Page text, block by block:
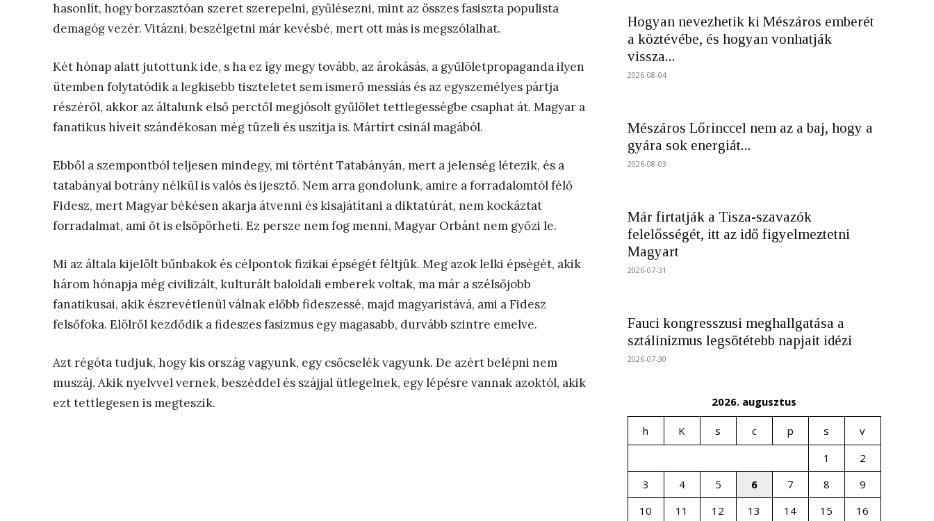
hasonlít, hogy borzasztóan szeret szerepelni, gyűlésezni, mint az összes fasiszta populista
demagóg vezér. Vitázni, beszélgetni már kevésbé, mert ott más is megszólalhat.
Két hónap alatt jutottunk ide, s ha ez így megy tovább, az árokásás, a gyűlöletpropaganda ilyen
ütemben folytatódik a legkisebb tiszteletet sem ismerő messiás és az egyszemélyes pártja
részéről, akkor az általunk első perctől megjósolt gyűlölet tettlegességbe csaphat át. Magyar a
fanatikus híveit szándékosan még tüzeli és uszítja is. Mártírt csinál magából.
Ebből a szempontból teljesen mindegy, mi történt Tatabányán, mert a jelenség létezik, és a
tatabányai botrány nélkül is valós és ijesztő. Nem arra gondolunk, amire a forradalomtól félő
Fidesz, mert Magyar békésen akarja átvenni és kisajátítani a diktatúrát, nem kockáztat
forradalmat, ami őt is elsöpörheti. Ez persze nem fog menni, Magyar Orbánt nem győzi le.
Mi az általa kijelölt bűnbakok és célpontok fizikai épségét féltjük. Meg azok lelki épségét, akik
három hónapja még civilizált, kulturált baloldali emberek voltak, ma már a szélsőjobb
fanatikusai, akik észrevétlenül válnak előbb fideszessé, majd magyaristává, ami a Fidesz
felsőfoka. Elölről kezdődik a fideszes fasizmus egy magasabb, durvább szintre emelve.
Azt régóta tudjuk, hogy kis ország vagyunk, egy csőcselék vagyunk. De azért belépni nem
muszáj. Akik nyelvvel vernek, beszéddel és szájjal ütlegelnek, egy lépésre vannak azoktól, akik
ezt tettlegesen is megteszik.
Hogyan nevezhetik ki Mészáros emberét
a köztévébe, és hogyan vonhatják
vissza...
2026-08-04
Mészáros Lőrinccel nem az a baj, hogy a
gyára sok energiát...
2026-08-03
Már firtatják a Tisza-szavazók
felelősségét, itt az idő figyelmeztetni
Magyart
2026-07-31
Fauci kongresszusi meghallgatása a
sztálinizmus legsötétebb napjait idézi
2026-07-30
2026. augusztus
h K s c p s
v
1
2
3
4 5 6 7 8
9
10
11 12 13 14 15
16